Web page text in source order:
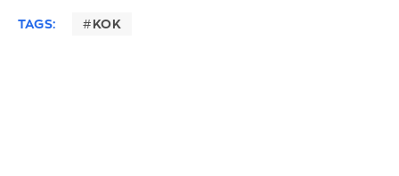
TAGS: ΚΟΚ